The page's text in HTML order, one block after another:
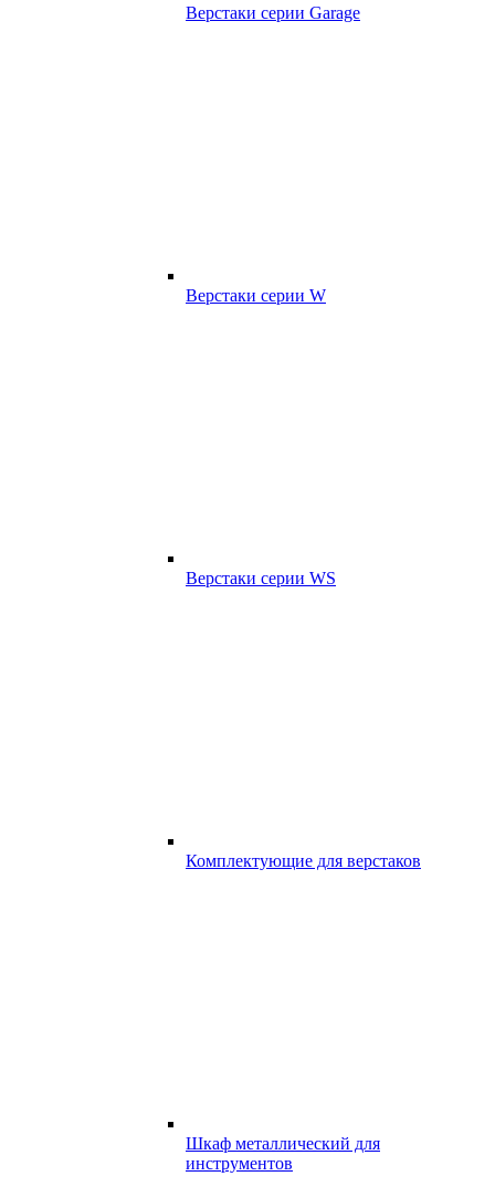
Верстаки серии Garage
Верстаки серии W
Верстаки серии WS
Комплектующие для верстаков
Шкаф металлический для
инструментов